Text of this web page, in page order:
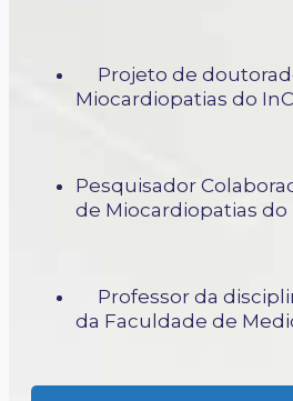
Projeto de
Miocardiopatias do
Pesquisador
de Miocardiopatias do
Professor da
da Faculdade de